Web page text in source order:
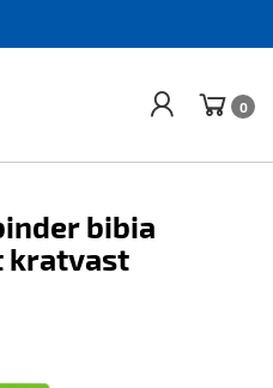
0
bibia
kratvast